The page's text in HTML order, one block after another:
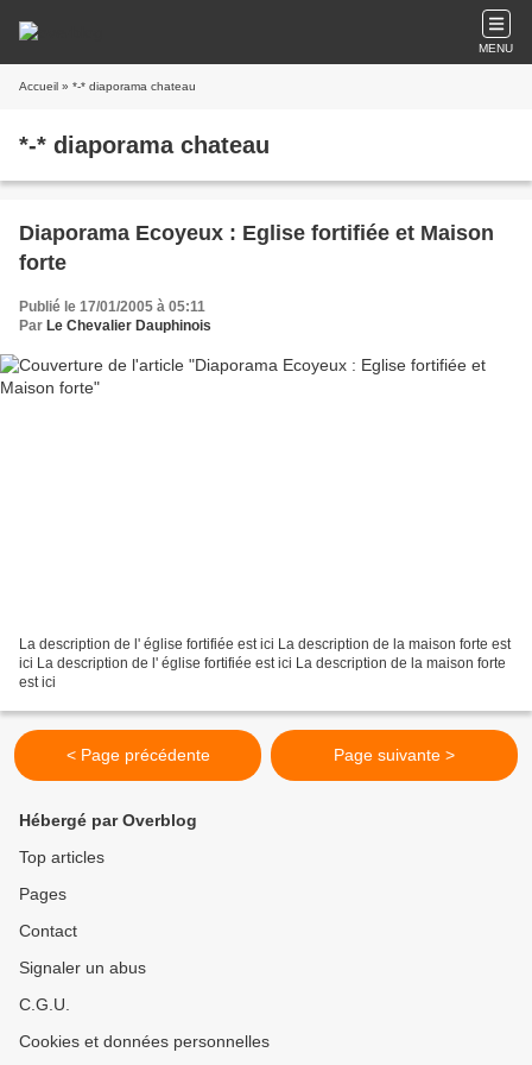
MENU
Accueil » *-* diaporama chateau
*-* diaporama chateau
Diaporama Ecoyeux : Eglise fortifiée et Maison
forte
Publié le 17/01/2005 à 05:11
Par Le Chevalier Dauphinois
La description de l' église fortifiée est ici La description de la maison forte est
ici La description de l' église fortifiée est ici La description de la maison forte
est ici
< Page précédente Page suivante >
Hébergé par Overblog
Top articles
Pages
Contact
Signaler un abus
C.G.U.
Cookies et données personnelles